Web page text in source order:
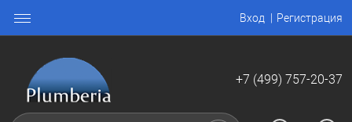
Вход Регистрация
+7 (499) 757-20-37